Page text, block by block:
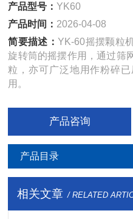
产品型号：YK60
产品时间： 2026-04-08
简要描述：YK-60摇摆颗粒
旋转筒的摇摆作用，通过筛
粒，亦可广泛地用作粉碎
用。
产品咨询
产品目录
相关文章 / RELATED